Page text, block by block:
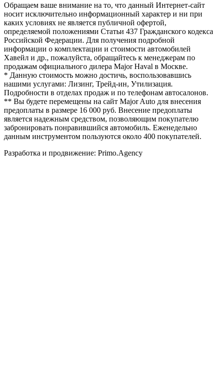
Обращаем ваше внимание на то, что данный Интернет-сайт
носит исключительно информационный характер и ни при
каких условиях не является публичной офертой,
определяемой положениями Статьи 437 Гражданского кодекса
Российской Федерации. Для получения подробной
информации о комплектации и стоимости автомобилей
Хавейл и др., пожалуйста, обращайтесь к менеджерам по
продажам официального дилера Major Haval в Москве.
* Данную стоимость можно достичь, воспользовавшись
нашими услугами: Лизинг, Трейд-ин, Утилизация.
Подробности в отделах продаж и по телефонам автосалонов.
** Вы будете перемещены на сайт Major Auto для внесения
предоплаты в размере 16 000 руб. Внесение предоплаты
является надежным средством, позволяющим покупателю
забронировать понравившийся автомобиль. Еженедельно
данным инструментом пользуются около 400 покупателей.
Разработка и продвижение: Primo.Agency